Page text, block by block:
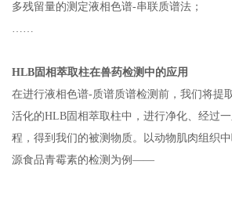
多残留量的测定液相色谱-串联质谱法；
……
HLB固相萃取柱在兽药检测中的应用
在进行液相色谱-质谱质谱检测前，我们将提
活化的HLB固相萃取柱中，进行净化、经过
程，得到我们的被测物质。以动物肌肉组织
源食品青霉素的检测为例 ——